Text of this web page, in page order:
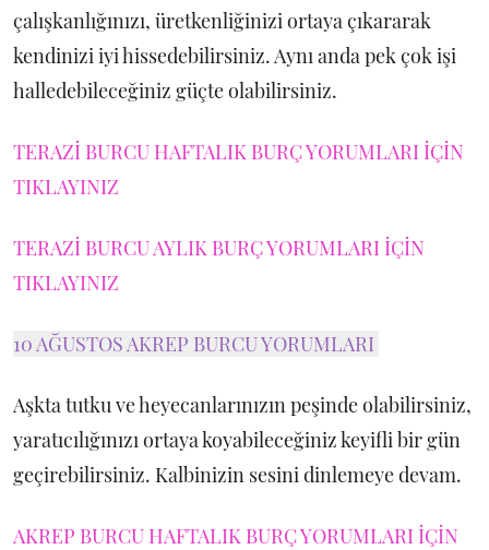
çalışkanlığınızı, üretkenliğinizi ortaya çıkararak
kendinizi iyi hissedebilirsiniz. Aynı anda pek çok işi
halledebileceğiniz güçte olabilirsiniz.
TERAZİ BURCU HAFTALIK BURÇ YORUMLARI İÇİN
TIKLAYINIZ
TERAZİ BURCU AYLIK BURÇ YORUMLARI İÇİN
TIKLAYINIZ
10 AĞUSTOS AKREP BURCU YORUMLARI
Aşkta tutku ve heyecanlarınızın peşinde olabilirsiniz,
yaratıcılığınızı ortaya koyabileceğiniz keyifli bir gün
geçirebilirsiniz. Kalbinizin sesini dinlemeye devam.
AKREP BURCU HAFTALIK BURÇ YORUMLARI İÇİN